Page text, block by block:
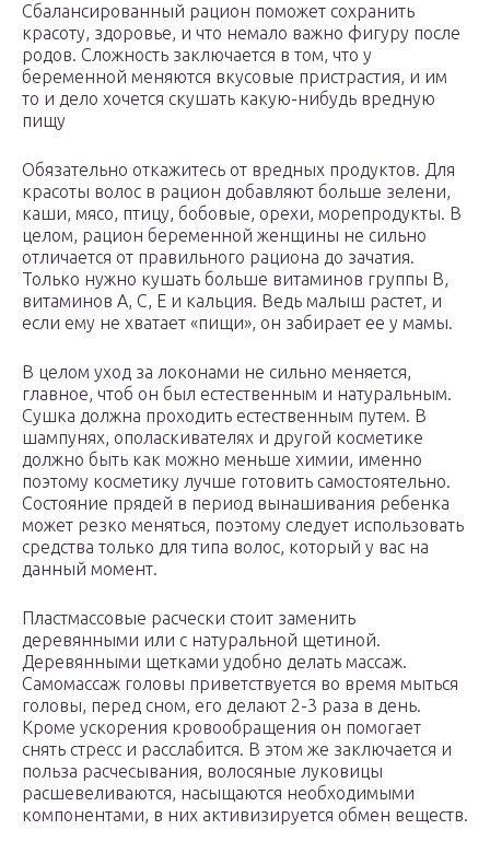
Сбалансированный рацион поможет сохранить
красоту, здоровье, и что немало важно фигуру после
родов. Сложность заключается в том, что у
беременной меняются вкусовые пристрастия, и им
то и дело хочется скушать какую-нибудь вредную
пищу
Обязательно откажитесь от вредных продуктов. Для
красоты волос в рацион добавляют больше зелени,
каши, мясо, птицу, бобовые, орехи, морепродукты. В
целом, рацион беременной женщины не сильно
отличается от правильного рациона до зачатия.
Только нужно кушать больше витаминов группы В,
витаминов А, С, Е и кальция. Ведь малыш растет, и
если ему не хватает «пищи», он забирает ее у мамы.
В целом уход за локонами не сильно меняется,
главное, чтоб он был естественным и натуральным.
Сушка должна проходить естественным путем. В
шампунях, ополаскивателях и другой косметике
должно быть как можно меньше химии, именно
поэтому косметику лучше готовить самостоятельно.
Состояние прядей в период вынашивания ребенка
может резко меняться, поэтому следует использовать
средства только для типа волос, который у вас на
данный момент.
Пластмассовые расчески стоит заменить
деревянными или с натуральной щетиной.
Деревянными щетками удобно делать массаж.
Самомассаж головы приветствуется во время мыться
головы, перед сном, его делают 2-3 раза в день.
Кроме ускорения кровообращения он помогает
снять стресс и расслабится. В этом же заключается и
польза расчесывания, волосяные луковицы
расшевеливаются, насыщаются необходимыми
компонентами, в них активизируется обмен веществ.